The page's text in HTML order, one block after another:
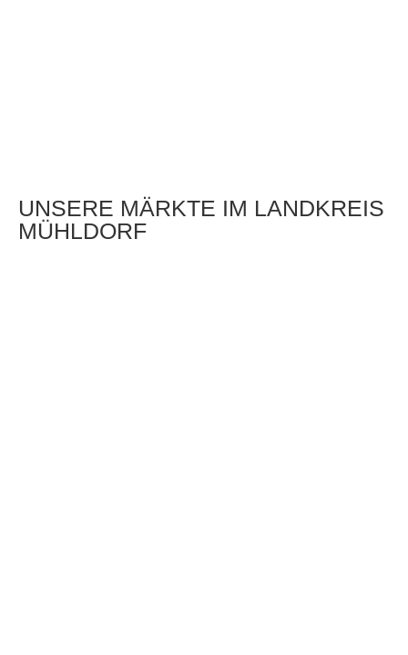
UNSERE MÄRKTE IM LANDKREIS
MÜHLDORF